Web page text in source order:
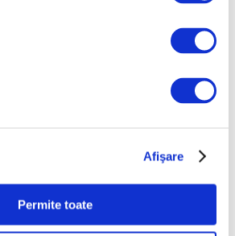
Afişare
Permite toate